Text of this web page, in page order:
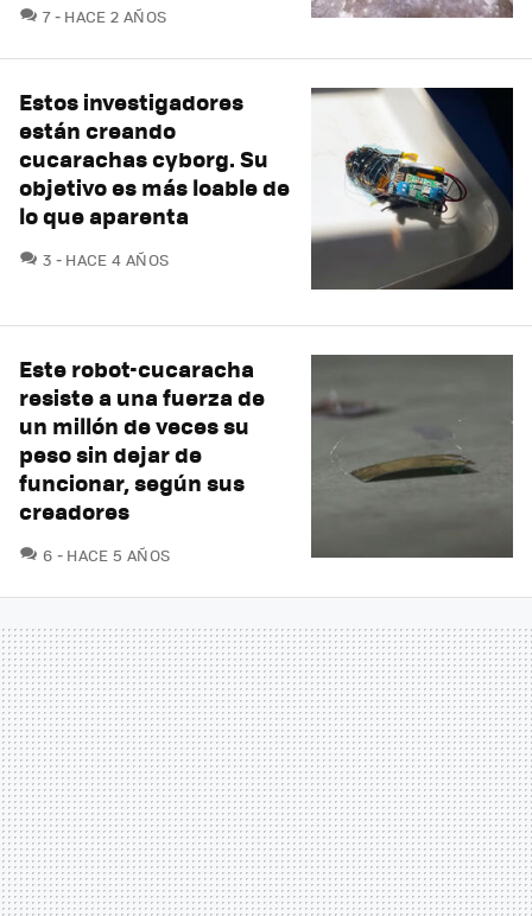
7COMENTARIOS
HACE 2 AÑOS
Estos investigadores
están creando
cucarachas cyborg. Su
objetivo es más loable de
lo que aparenta
3 COMENTARIOS
HACE 4 AÑOS
Este robot-cucaracha
resiste a una fuerza de
un millón de veces su
peso sin dejar de
funcionar, según sus
creadores
6 COMENTARIOS
HACE 5 AÑOS